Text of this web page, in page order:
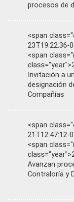
procesos de
<span
23T19:22:36-
<span
Invitación a
designación
Compañías
<span
21T12:47:12-
<span
Avanzan
Contraloría y